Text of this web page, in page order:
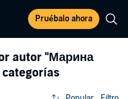
Pruébalo ahora
autor "Марина
categorías